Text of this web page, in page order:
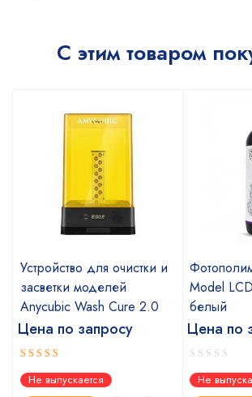
С этим товаром
Устройство для очистки и
засветки моделей
Anycubic Wash Cure 2.0
Цена по запросу
Оценка
5.00из 5
Не выпускается
Model
белый
Цена по
Не